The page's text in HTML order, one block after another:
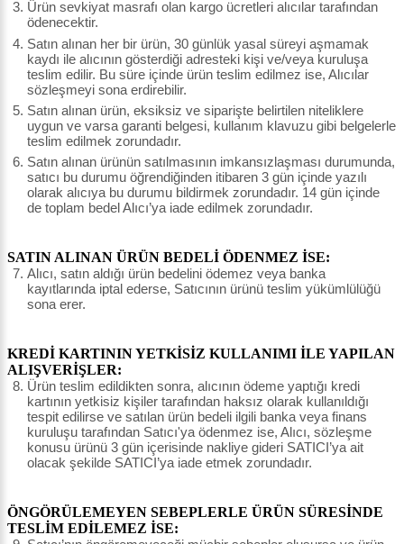
Ürün sevkiyat masrafı olan kargo ücretleri alıcılar tarafından
ödenecektir.
Satın alınan her bir ürün, 30 günlük yasal süreyi aşmamak
kaydı ile alıcının gösterdiği adresteki kişi ve/veya kuruluşa
teslim edilir. Bu süre içinde ürün teslim edilmez ise, Alıcılar
sözleşmeyi sona erdirebilir.
Satın alınan ürün, eksiksiz ve siparişte belirtilen niteliklere
uygun ve varsa garanti belgesi, kullanım klavuzu gibi belgelerle
teslim edilmek zorundadır.
Satın alınan ürünün satılmasının imkansızlaşması durumunda,
satıcı bu durumu öğrendiğinden itibaren 3 gün içinde yazılı
olarak alıcıya bu durumu bildirmek zorundadır. 14 gün içinde
de toplam bedel Alıcı’ya iade edilmek zorundadır.
SATIN ALINAN ÜRÜN BEDELİ ÖDENMEZ İSE:
Alıcı, satın aldığı ürün bedelini ödemez veya banka
kayıtlarında iptal ederse, Satıcının ürünü teslim yükümlülüğü
sona erer.
KREDİ KARTININ YETKİSİZ KULLANIMI İLE YAPILAN
ALIŞVERİŞLER:
Ürün teslim edildikten sonra, alıcının ödeme yaptığı kredi
kartının yetkisiz kişiler tarafından haksız olarak kullanıldığı
tespit edilirse ve satılan ürün bedeli ilgili banka veya finans
kuruluşu tarafından Satıcı'ya ödenmez ise, Alıcı, sözleşme
konusu ürünü 3 gün içerisinde nakliye gideri SATICI’ya ait
olacak şekilde SATICI’ya iade etmek zorundadır.
ÖNGÖRÜLEMEYEN SEBEPLERLE ÜRÜN SÜRESİNDE
TESLİM EDİLEMEZ İSE: